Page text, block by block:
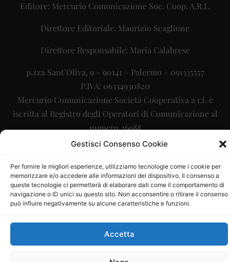
Gestisci Consenso Cookie
Per fornire le migliori esperienze, utilizziamo tecnologie come i cookie per
memorizzare e/o accedere alle informazioni del dispositivo. Il consenso a
queste tecnologie ci permetterà di elaborare dati come il comportamento di
navigazione o ID unici su questo sito. Non acconsentire o ritirare il consenso
può influire negativamente su alcune caratteristiche e funzioni.
Accetta
Editore: Mercurio Comunicazione Soc. Coop. A.R.L.
Direttore Editoriale: Maurizio Scaglione
Direttore Responsabile: Maria Calabrese
p.zza Sant’Oliva, 9 – 90141 – Palermo – 091335557
P.IVA: 06334930820
Mercurio Comunicazione Società Cooperativa a r.l. è
iscritta al Registro degli Operatori di Comunicazione al
numero 26988
Sito gestito daLa Digitale srl– info@ladigitale.it